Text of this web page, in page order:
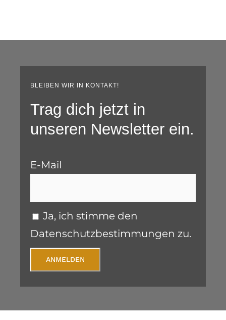
BLEIBEN WIR IN KONTAKT!
Trag dich jetzt in
unseren Newsletter ein.
E-Mail
Ja, ich stimme den
Datenschutzbestimmungen zu.
ANMELDEN